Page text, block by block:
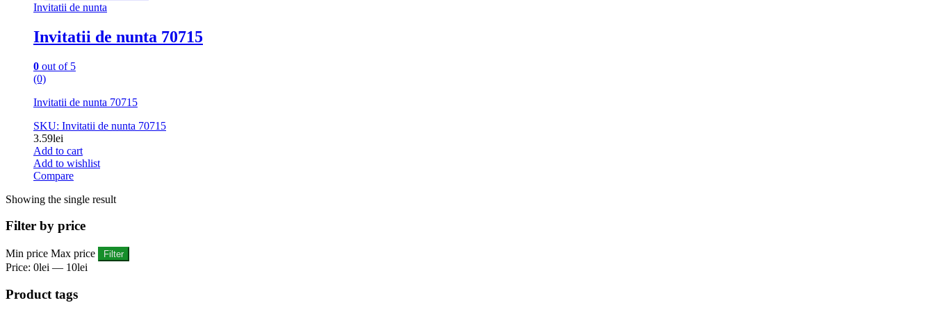
Invitatii de nunta
Invitatii de nunta 70715
0 out of 5
(0)
Invitatii de nunta 70715
SKU: Invitatii de nunta 70715
3.59lei
Add to cart
Add to wishlist
Compare
Showing the single result
Filter by price
Min price Max price Filter
Price: 0lei — 10lei
Product tags